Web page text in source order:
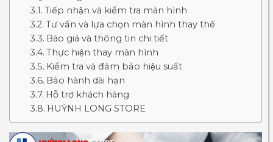
Tiếp nhận và kiểm tra màn hình
Tư vấn và lựa chọn màn hình thay thế
Báo giá và thông tin chi tiết
Thực hiện thay màn hình
Kiểm tra và đảm bảo hiệu suất
Bảo hành dài hạn
Hỗ trợ khách hàng
HUỲNH LONG STORE